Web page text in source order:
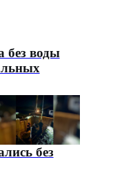
без воды
без